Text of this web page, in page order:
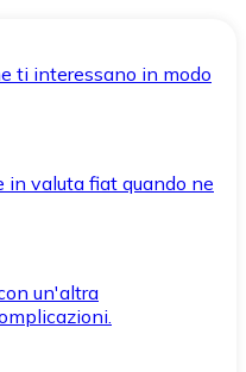
ti interessano in modo
in valuta fiat quando ne
un'altra